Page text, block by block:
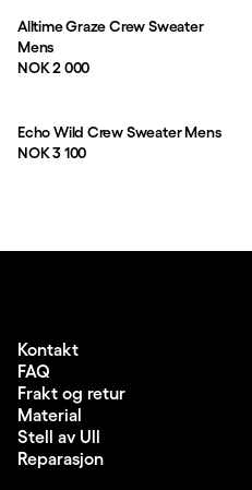
Alltime Graze Crew Sweater
Mens
Pris:
NOK 2 000
Echo Wild Crew Sweater Mens
Pris:
NOK 3 100
Kontakt
FAQ
Frakt og retur
Material
Stell av Ull
Reparasjon